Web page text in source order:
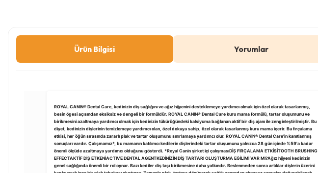
Ürün Bilgisi Yorumlar
ROYAL CANIN® Dental Care, kedinizin diş sağlığını ve ağız hijyenini desteklemeye yardımcı olmak için özel olarak tasarlanmış,
besin ögesi açısından eksiksiz ve dengeli bir formüldür. ROYAL CANIN® Dental Care kuru mama formülü, tartar oluşumunu ve
birikmesini azaltmaya yardımcı olmak için kedinizin tükürüğündeki kalsiyuma bağlanan aktif bir diş ajanı ile zenginleştirilmiştir. Bu
diyet, kedinizin dişlerinin temizlemeye yardımcı olan, özel dokuya sahip, özel olarak tasarlanmış kuru mama içerir. Bu fırçalama
etkisi, her öğün sırasında zararlı plak ve tartar oluşumunu sınırlamaya yardımcı olur. ROYAL CANIN® Dental Care'in kanıtlanmış
sonuçları vardır. Çalışmamız*, bu mamanın katılımcı kedilerin dişlerindeki tartar oluşumunu yalnızca 28 gün içinde %59'a kadar
önemli ölçüde azaltmaya yardımcı olduğunu gösterdi. *Royal Canin şirket içi çalışmasıDİŞ FIRÇALAMA ETKİSİTOOTH BRUSHING
EFFECTAKTİF DİŞ ETKENİACTIVE DENTAL AGENTKEDİNİZİN DİŞ TARTARI OLUŞTURMA EĞİLİMİ VAR MI?Ağız hijyeni kedinizin
genel sağlığında önemli bir rol oynar. Bazı kediler diş taşı birikmesine daha yatkındır. Beslenmeden sonra artıklar dişlerin üzerini